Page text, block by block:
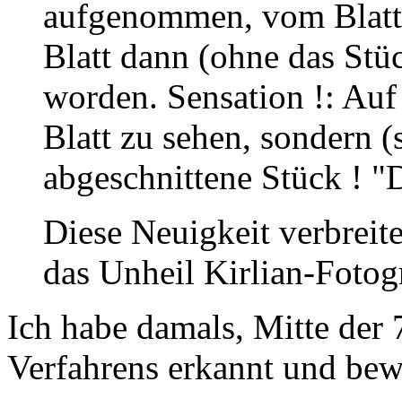
aufgenommen, vom
Blatt dann (ohne das
worden. Sensation !:
Blatt zu sehen, sondern
abgeschnittene Stück !
Diese Neuigkeit
das Unheil Kirlian-
Ich habe damals, Mitte der
Verfahrens erkannt und